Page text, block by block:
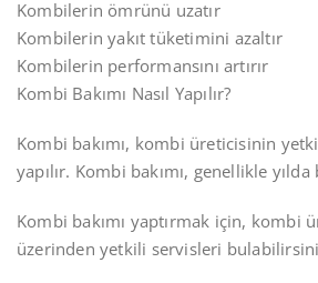
Kombilerin ömrünü uzatır
Kombilerin yakıt tüketimini azaltır
Kombilerin performansını artırır
Kombi Bakımı Nasıl Yapılır?
Kombi bakımı, kombi üreticisinin
yapılır. Kombi bakımı, genellikle yılda
Kombi bakımı yaptırmak için, kombi
üzerinden yetkili servisleri